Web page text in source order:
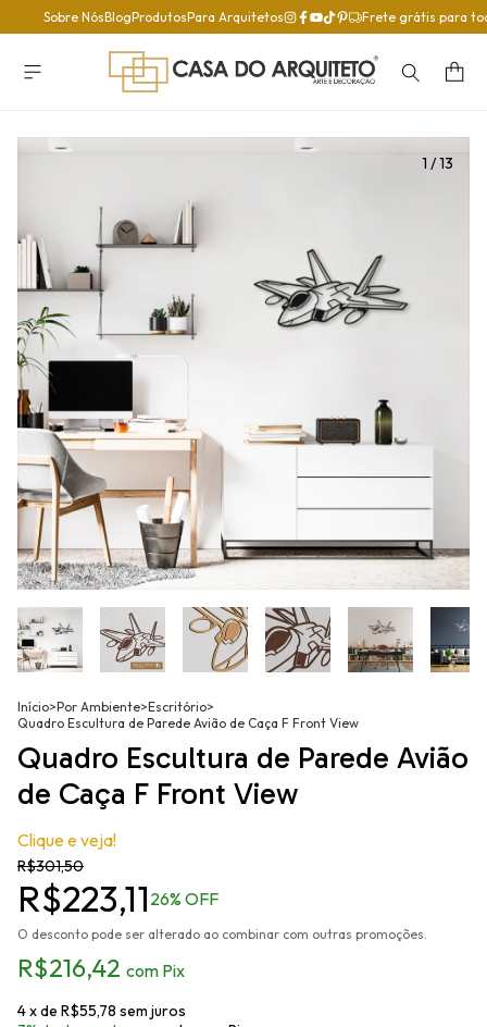
Sobre NósBlogProdutosPara Arquitetos Frete grátis para
1 /13
Início>Por Ambiente>Escritório>
Quadro Escultura de Parede Avião de Caça F Front View
Quadro Escultura de Parede Avião
de Caça F Front View
Clique e veja!
R$301,50
R$223,11 26% OFF
O desconto pode ser alterado ao combinar com outras promoções.
R$216,42 com Pix
4x de R$55,78 sem juros